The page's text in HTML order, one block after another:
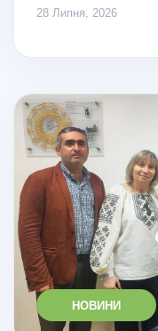
28 Липня, 2026
НОВИНИ